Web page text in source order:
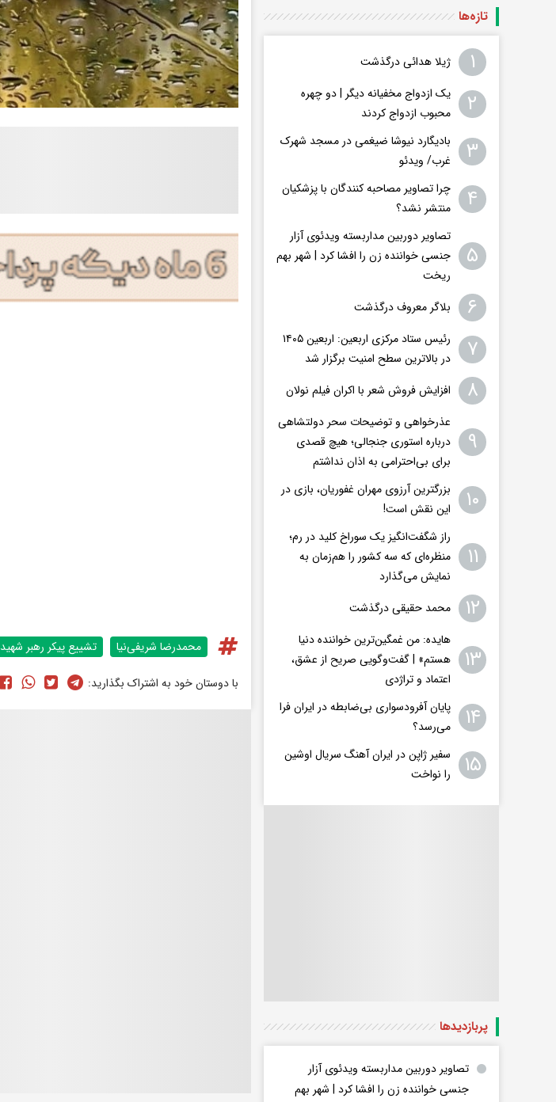
محمدرضا شریفی‌نیا تشییع پیکر رهبر شهید
با دوستان خود به اشتراک بگذارید:
تازه‌ها
۱ ژیلا هدائی درگذشت
۲
یک ازدواج مخفیانه دیگر | دو چهره
محبوب ازدواج کردند
۳
بادیگارد نیوشا ضیغمی در مسجد شهرک
غرب/ ویدئو
۴
چرا تصاویر مصاحبه کنندگان با پزشکیان
منتشر نشد؟
۵
تصاویر دوربین مداربسته ویدئوی آزار
جنسی خواننده زن را افشا کرد | شهر بهم
ریخت
۶ بلاگر معروف درگذشت
۷
رئیس ستاد مرکزی اربعین: اربعین ۱۴۰۵
در بالاترین سطح امنیت برگزار شد
۸ افزایش فروش شعر با اکران فیلم نولان
۹
عذرخواهی و توضیحات سحر دولتشاهی
درباره استوری جنجالی؛ هیچ قصدی
برای بی‌احترامی به اذان نداشتم
۱۰
بزرگترین آرزوی مهران غفوریان، بازی در
این نقش است!
۱۱
راز شگفت‌انگیز یک سوراخ کلید در رم؛
منظره‌ای که سه کشور را هم‌زمان به
نمایش می‌گذارد
۱۲ محمد حقیقی درگذشت
۱۳
هایده: من غمگین‌ترین خواننده دنیا
هستم» | گفت‌وگویی صریح از عشق،
اعتماد و تراژدی
۱۴
پایان آفرودسواری بی‌ضابطه در ایران فرا
می‌رسد؟
۱۵
سفیر ژاپن در ایران آهنگ سریال اوشین
را نواخت
پربازدید‌ها
تصاویر دوربین مداربسته ویدئوی آزار
جنسی خواننده زن را افشا کرد | شهر بهم